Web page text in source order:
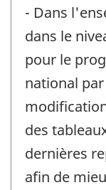
- Dans
dans le
pour le
national
des
dernières
afin de